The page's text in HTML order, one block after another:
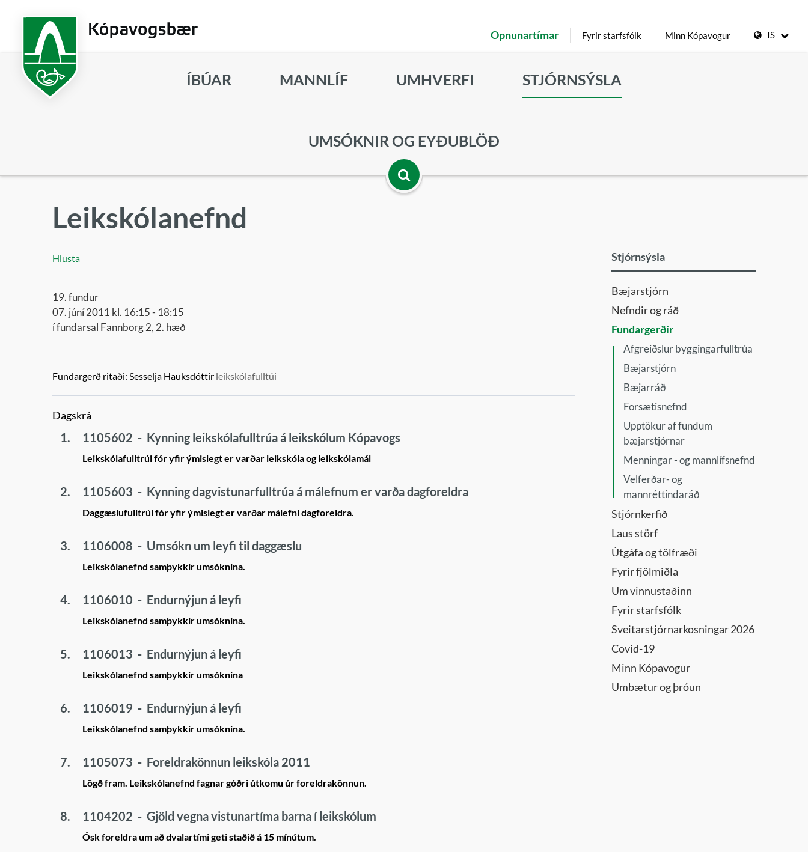
ÍBÚAR MANNLÍF UMHVERFI STJÓRNSÝSLA
UMSÓKNIR OG EYÐUBLÖÐ
Opna
Opnunartímar Fyrir starfsfólk Minn Kópavogur IS
Leikskólanefnd
Hlusta
19. fundur
07. júní 2011 kl. 16:15 - 18:15
í fundarsal Fannborg 2, 2. hæð
Fundargerð ritaði: Sesselja Hauksdóttir leikskólafulltúi
Dagskrá
1. 1105602 - Kynning leikskólafulltrúa á leikskólum Kópavogs
Leikskólafulltrúi fór yfir ýmislegt er varðar leikskóla og leikskólamál
2. 1105603 - Kynning dagvistunarfulltrúa á málefnum er varða dagforeldra
Daggæslufulltrúi fór yfir ýmislegt er varðar málefni dagforeldra.
3. 1106008 - Umsókn um leyfi til daggæslu
Leikskólanefnd samþykkir umsóknina.
4. 1106010 - Endurnýjun á leyfi
Leikskólanefnd samþykkir umsóknina.
5. 1106013 - Endurnýjun á leyfi
Leikskólanefnd samþykkir umsóknina
6. 1106019 - Endurnýjun á leyfi
Leikskólanefnd samþykkir umsóknina.
7. 1105073 - Foreldrakönnun leikskóla 2011
Lögð fram. Leikskólanefnd fagnar góðri útkomu úr foreldrakönnun.
8. 1104202 - Gjöld vegna vistunartíma barna í leikskólum
Ósk foreldra um að dvalartími geti staðið á 15 mínútum.
Stjórnsýsla
Bæjarstjórn
Nefndir og ráð
Fundargerðir
Afgreiðslur byggingarfulltrúa
Bæjarstjórn
Bæjarráð
Forsætisnefnd
Upptökur af fundum
bæjarstjórnar
Menningar - og mannlífsnefnd
Velferðar- og
mannréttindaráð
Stjórnkerfið
Laus störf
Útgáfa og tölfræði
Fyrir fjölmiðla
Um vinnustaðinn
Fyrir starfsfólk
Sveitarstjórnarkosningar 2026
Covid-19
Minn Kópavogur
Umbætur og þróun